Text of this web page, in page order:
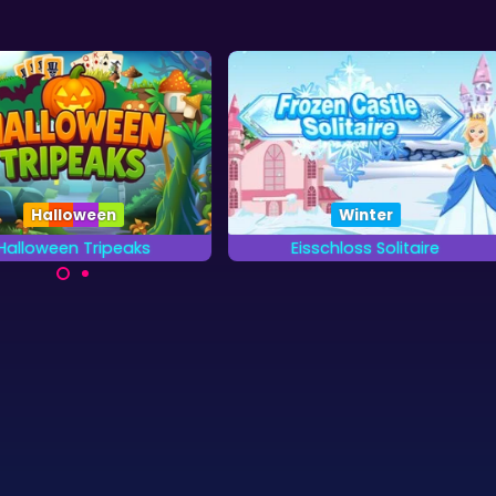
Eisschloss Solitaire
Winter
Halloween Klondike
Halloween